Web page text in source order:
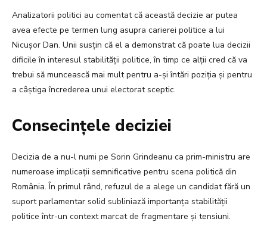
Analizatorii politici au comentat că această decizie ar putea
avea efecte pe termen lung asupra carierei politice a lui
Nicușor Dan. Unii susțin că el a demonstrat că poate lua decizii
dificile în interesul stabilității politice, în timp ce alții cred că va
trebui să muncească mai mult pentru a-și întări poziția și pentru
a câștiga încrederea unui electorat sceptic.
Consecințele deciziei
Decizia de a nu-l numi pe Sorin Grindeanu ca prim-ministru are
numeroase implicații semnificative pentru scena politică din
România. În primul rând, refuzul de a alege un candidat fără un
suport parlamentar solid subliniază importanța stabilității
politice într-un context marcat de fragmentare și tensiuni.